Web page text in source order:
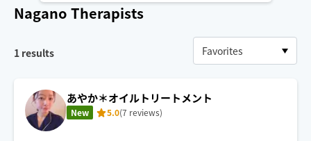
Nagano Therapists
1 results
あやか＊オイルトリートメント
New 5.0(7 reviews)